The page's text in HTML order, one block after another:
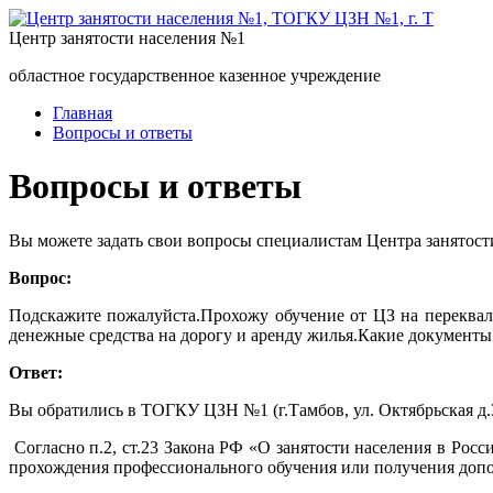
Центр занятости населения №1
областное государственное казенное учреждение
Главная
Вопросы и ответы
Вопросы и ответы
Вы можете задать свои вопросы специалистам Центра
Вопрос:
Подскажите пожалуйста.Прохожу обучение от ЦЗ на
денежные средства на дорогу и аренду жилья.Какие
Ответ:
Вы обратились в ТОГКУ ЦЗН №1 (г.Тамбов, ул.
Согласно п.2, ст.23 Закона РФ «О занятости населения в
прохождения профессионального обучения или получения